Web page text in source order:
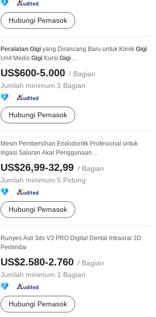
Hubungi Pemasok
Peralatan Gigi yang Dirancang Baru untuk Klinik Gigi
Unit Medis Gigi Kursi Gigi ...
US$600-5.000 / Bagian
Jumlah minimum:1 Bagian
Hubungi Pemasok
Mesin Pembersihan Endodontik Profesional untuk
Irigasi Saluran Akar Penggunaan ...
US$26,99-32,99 / Bagian
Jumlah minimum:5 Potong
Hubungi Pemasok
Runyes Asli 3ds V3 PRO Digital Dental Intraoral 3D
Pemindai
US$2.580-2.760 / Bagian
Jumlah minimum:1 Bagian
Hubungi Pemasok